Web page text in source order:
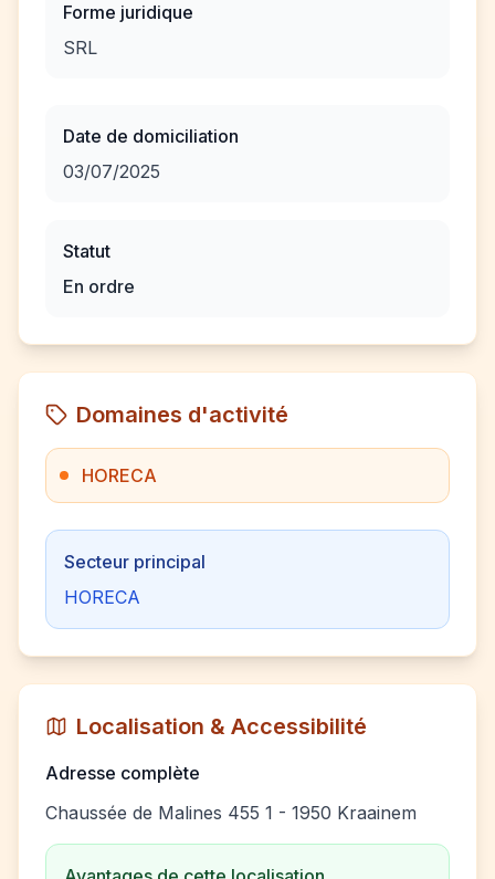
Forme juridique
SRL
Date de domiciliation
03/07/2025
Statut
En ordre
Domaines d'activité
HORECA
Secteur principal
HORECA
Localisation & Accessibilité
Adresse complète
Chaussée de Malines 455 1 - 1950 Kraainem